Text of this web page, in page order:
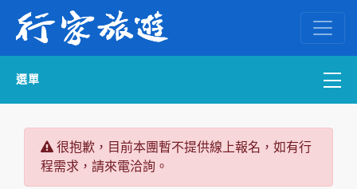
選單
國內外訂房
自組一團
很抱歉，目前本團暫不提供線上報名，如有行
程需求，請來電洽詢。